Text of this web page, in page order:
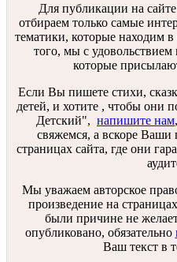
Для публикации на
отбираем только самые
тематики, которые находим
того, мы с
которые
Если Вы пишете стихи,
детей, и хотите , чтобы они
Детский", напишите нам
свяжемся, а вскоре Ваши
страницах сайта, где они
Мы уважаем авторское
произведение на
были причине не
опубликовано, обязательно
Ваш текст в